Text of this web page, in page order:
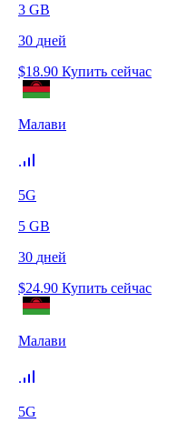
3 GB
30 дней
$18.90 Купить сейчас
Малави
5G
5 GB
30 дней
$24.90 Купить сейчас
Малави
5G